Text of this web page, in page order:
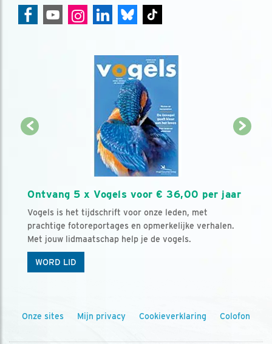
Ontvang 5 x Vogels voor € 36,00 per jaar
Vogels is het tijdschrift voor onze leden, met
prachtige fotoreportages en opmerkelijke verhalen.
Met jouw lidmaatschap help je de vogels.
WORD LID
Onze sites Mijn privacy Cookieverklaring Colofon